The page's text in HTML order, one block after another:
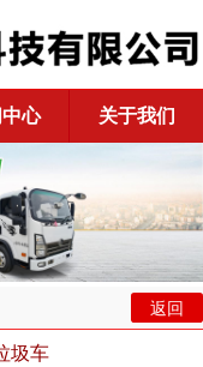
心 关于我们
返回
圾车